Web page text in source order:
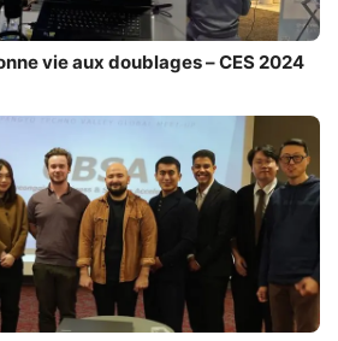
vie aux doublages – CES 2024